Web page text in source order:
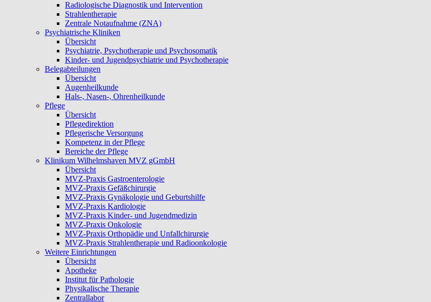
Radiologische Diagnostik und Intervention
Strahlentherapie
Zentrale Notaufnahme (ZNA)
Psychiatrische Kliniken
Übersicht
Psychiatrie, Psychotherapie und Psychosomatik
Kinder- und Jugendpsychiatrie und Psychotherapie
Belegabteilungen
Übersicht
Augenheilkunde
Hals-, Nasen-, Ohrenheilkunde
Pflege
Übersicht
Pflegedirektion
Pflegerische Versorgung
Kompetenz in der Pflege
Bereiche der Pflege
Klinikum Wilhelmshaven MVZ gGmbH
Übersicht
MVZ-Praxis Gastroenterologie
MVZ-Praxis Gefäßchirurgie
MVZ-Praxis Gynäkologie und Geburtshilfe
MVZ-Praxis Kardiologie
MVZ-Praxis Kinder- und Jugendmedizin
MVZ-Praxis Onkologie
MVZ-Praxis Orthopädie und Unfallchirurgie
MVZ-Praxis Strahlentherapie und Radioonkologie
Weitere Einrichtungen
Übersicht
Apotheke
Institut für Pathologie
Physikalische Therapie
Zentrallabor